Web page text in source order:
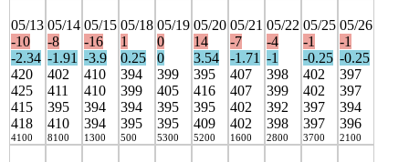
05/13
-10
-2.34
420
425
415
418
4100
05/14
-8
-1.91
402
411
395
410
8100
05/15
-16
-3.9
410
410
394
394
1300
05/18
1
0.25
394
399
394
395
500
05/19
0
0
399
405
395
395
5300
05/20
14
3.54
395
416
395
409
5200
05/21
-7
-1.71
407
407
402
402
1600
05/22
-4
-1
398
399
392
398
2800
05/25
-1
-0.25
402
402
397
397
3700
05/26
-1
-0.25
397
397
394
396
2100